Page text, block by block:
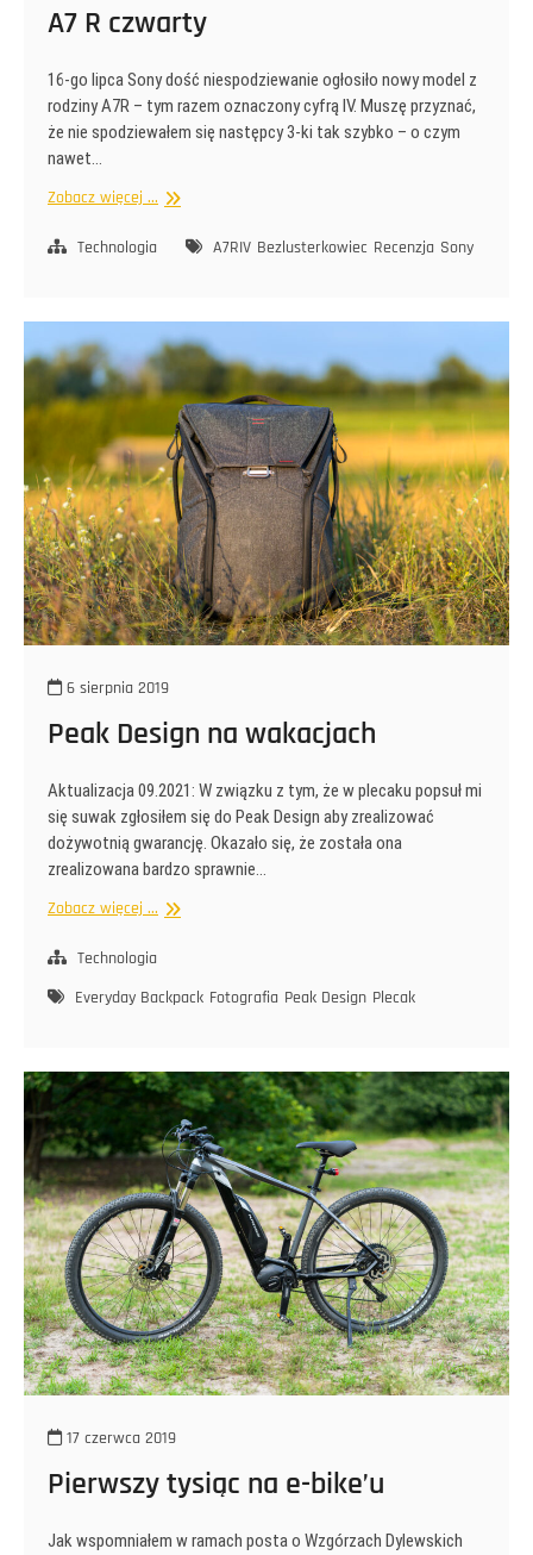
A7 R czwarty
16-go lipca Sony dość niespodziewanie ogłosiło nowy model z
rodziny A7R – tym razem oznaczony cyfrą IV. Muszę przyznać,
że nie spodziewałem się następcy 3-ki tak szybko – o czym
nawet…
Zobacz więcej ... A7
czwarty
Technologia A7RIV Bezlusterkowiec Recenzja Sony
6 sierpnia 2019
Peak Design na wakacjach
Aktualizacja 09.2021: W związku z tym, że w plecaku popsuł mi
się suwak zgłosiłem się do Peak Design aby zrealizować
dożywotnią gwarancję. Okazało się, że została ona
zrealizowana bardzo sprawnie…
Zobacz więcej ... Peak
Technologia
Everyday Backpack Fotografia Peak Design Plecak
17 czerwca 2019
Pierwszy tysiąc na e-bike’u
Jak wspomniałem w ramach posta o Wzgórzach Dylewskich